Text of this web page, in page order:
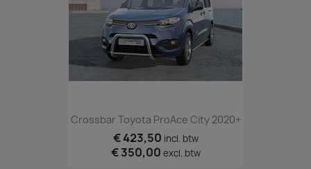
Crossbar Toyota ProAce City 2020+
€ 423,50 incl. btw
€ 350,00 excl. btw